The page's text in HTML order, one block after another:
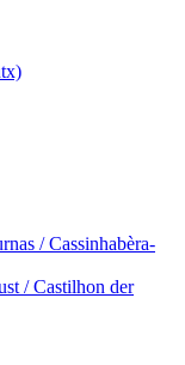
/ Cassinhabèra-
/ Castilhon der